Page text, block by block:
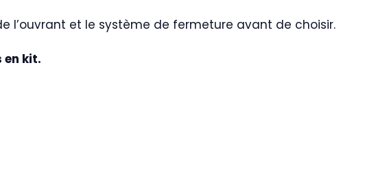
l’ouvrant et le système de fermeture avant de choisir.
en kit.